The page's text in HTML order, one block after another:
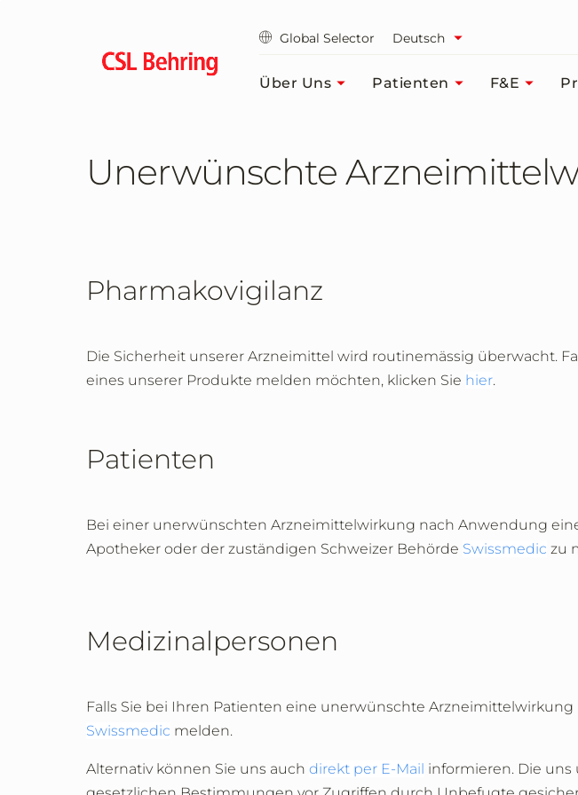
Global Selector Deutsch
Über Uns Patienten F&E
Unerwünschte
Pharmakovigilanz
Die Sicherheit unserer Arzneimittel wird routinemässig überwacht.
eines unserer Produkte melden möchten, klicken Sie hier.
Patienten
Bei einer unerwünschten Arzneimittelwirkung nach Anwendung
Apotheker oder der zuständigen Schweizer Behörde Swissmedic zu
Medizinalpersonen
Falls Sie bei Ihren Patienten eine unerwünschte
Swissmedic melden.
Alternativ können Sie uns auch direkt per E-Mail informieren. Die